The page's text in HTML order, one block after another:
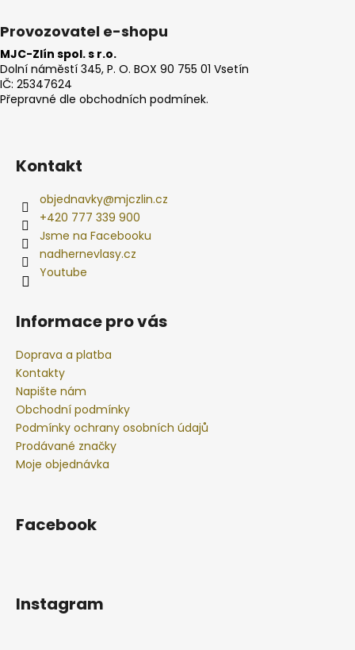
Provozovatel e-shopu
MJC-Zlín spol. s r.o.
Dolní náměstí 345, P. O. BOX 90 755 01 Vsetín
IČ: 25347624
Přepravné dle obchodních podmínek.
Kontakt
objednavky@mjczlin.cz
+420 777 339 900
Jsme na Facebooku
nadhernevlasy.cz
Youtube
Informace pro vás
Doprava a platba
Kontakty
Napište nám
Obchodní podmínky
Podmínky ochrany osobních údajů
Prodávané značky
Moje objednávka
Facebook
Instagram